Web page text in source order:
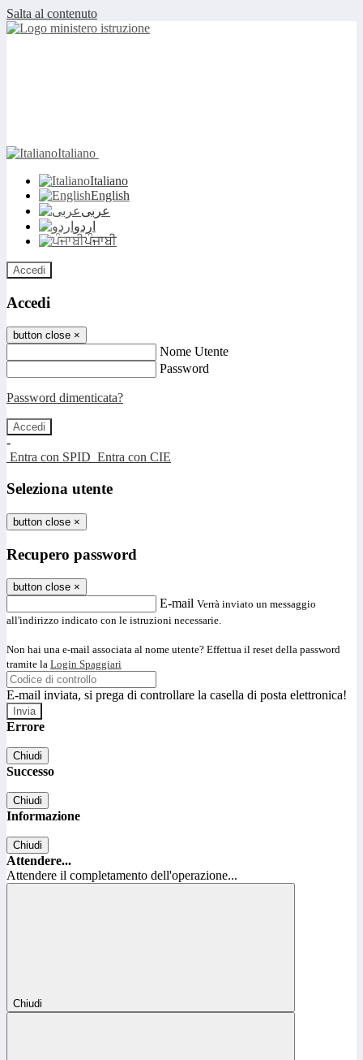
Salta al contenuto
Italiano
Italiano
English
عربى
اردو
ਪੰਜਾਬੀ
Accedi
Accedi
button close ×
Nome Utente
Password
Password dimenticata?
-
Entra con SPID Entra con CIE
Seleziona utente
button close ×
Recupero password
button close ×
E-mail Verrà inviato un messaggio
all'indirizzo indicato con le istruzioni necessarie.
Non hai una e-mail associata al nome utente? Effettua il reset della password
tramite la Login Spaggiari
E-mail inviata, si prega di controllare la casella di posta elettronica!
Errore
Chiudi
Successo
Chiudi
Informazione
Chiudi
Attendere...
Attendere il completamento dell'operazione...
Chiudi